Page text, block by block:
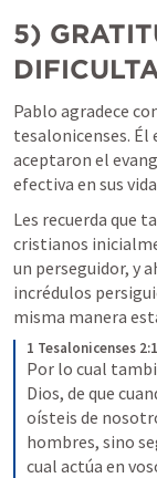
5)
Pablo agradece
tesalonicenses. Él
aceptaron el
efectiva en sus
Les recuerda que
cristianos
un perseguidor, y
incrédulos
misma manera
1 Tesalonicenses
Por lo cual
Dios, de que
oísteis de
hombres, sino
cual actúa en